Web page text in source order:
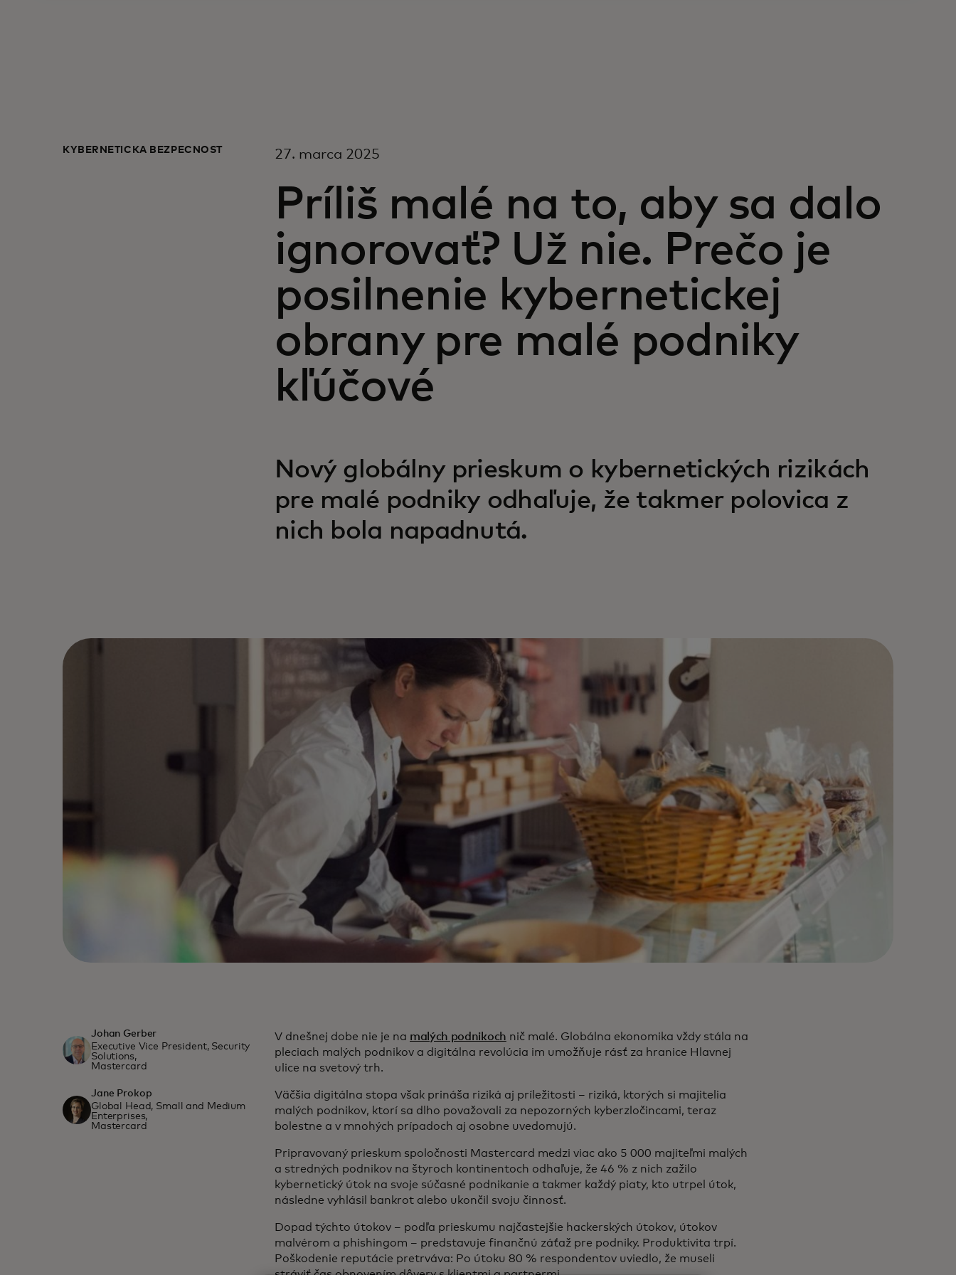
KYBERNETICKÁ BEZPEČNOSŤ 27. marca 2025
Príliš malé na to, aby sa dalo
ignorovať? Už nie. Prečo je
posilnenie kybernetickej
obrany pre malé podniky
kľúčové
Nový globálny prieskum o kybernetických rizikách
pre malé podniky odhaľuje, že takmer polovica z
nich bola napadnutá.
Johan Gerber
Executive Vice President, Security
Solutions,
Mastercard
Jane Prokop
Global Head, Small and Medium
Enterprises,
Mastercard
V dnešnej dobe nie je na malých podnikoch nič malé. Globálna ekonomika vždy stála na
pleciach malých podnikov a digitálna revolúcia im umožňuje rásť za hranice Hlavnej
ulice na svetový trh.
Väčšia digitálna stopa však prináša riziká aj príležitosti – riziká, ktorých si majitelia
malých podnikov, ktorí sa dlho považovali za nepozorných kyberzločincami, teraz
bolestne a v mnohých prípadoch aj osobne uvedomujú.
Pripravovaný prieskum spoločnosti Mastercard medzi viac ako 5 000 majiteľmi malých
a stredných podnikov na štyroch kontinentoch odhaľuje, že 46 % z nich zažilo
kybernetický útok na svoje súčasné podnikanie a takmer každý piaty, kto utrpel útok,
následne vyhlásil bankrot alebo ukončil svoju činnosť.
Dopad týchto útokov – podľa prieskumu najčastejšie hackerských útokov, útokov
malvérom a phishingom – predstavuje finančnú záťaž pre podniky. Produktivita trpí.
Poškodenie reputácie pretrváva: Po útoku 80 % respondentov uviedlo, že museli